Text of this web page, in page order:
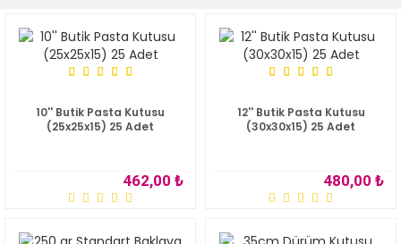
10'' Butik Pasta Kutusu
(25x25x15) 25 Adet
462,00 ₺
12'' Butik Pasta Kutusu
(30x30x15) 25 Adet
480,00 ₺